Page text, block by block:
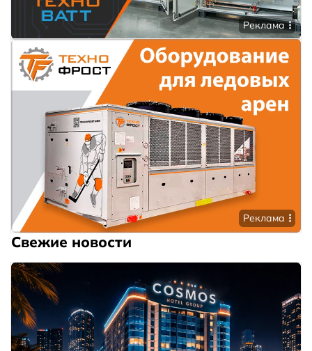
Реклама
Реклама
Свежие новости